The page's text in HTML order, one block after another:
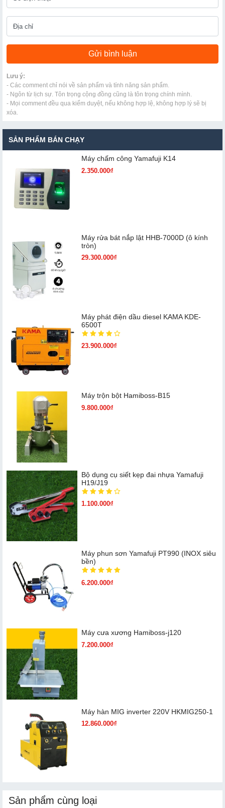
Lưu ý:
- Các comment chỉ nói về sản phẩm và tính năng sản phẩm.
- Ngôn từ lịch sự. Tôn trọng cộng đồng cũng là tôn trọng chính mình.
- Mọi comment đều qua kiểm duyệt, nếu không hợp lệ, không hợp lý sẽ bị
xóa.
SẢN PHẨM BÁN CHẠY
Máy chấm cô​ng Yamafuji K14
2.350.000₫
Máy rửa bát nắp lật HHB-7000D (ô kính
tròn)
29.300.000₫
Máy phát điện dầu diesel KAMA KDE-
6500T
23.900.000₫
Máy trộn bột Hamiboss-B15
9.800.000₫
Bộ dụng cụ siết kẹp đai nhựa Yamafuji
H19/J19
1.100.000₫
Máy phun sơn Yamafuji PT990 (INOX siêu
bền)
6.200.000₫
Máy cưa xương Hamiboss-j120
7.200.000₫
Máy hàn MIG inverter 220V HKMIG250-1
12.860.000₫
Sản phẩm cùng loại